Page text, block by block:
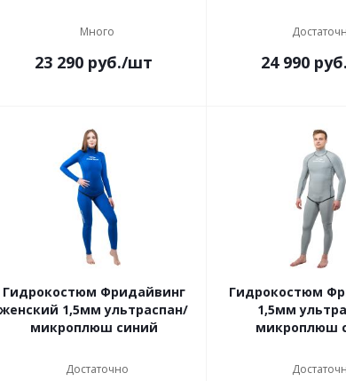
Много
23 290 руб./шт 24 990 руб.
Гидрокостюм Фридайвинг
женский 1,5мм ультраспан/
микроплюш синий
Достаточно
Гидрокостюм
1,5мм
микроплюш